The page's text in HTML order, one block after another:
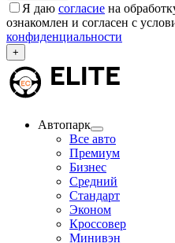
Я даю согласие на
ознакомлен и согласен с
конфиденциальности
+
Автопарк
Все авто
Премиум
Бизнес
Средний
Стандарт
Эконом
Кроссовер
Минивэн